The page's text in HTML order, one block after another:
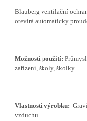
Blauberg ventilační
otevírá automaticky
Možnosti použití:
zařízení, školy, školky
Vlastnosti výrobku:
vzduchu